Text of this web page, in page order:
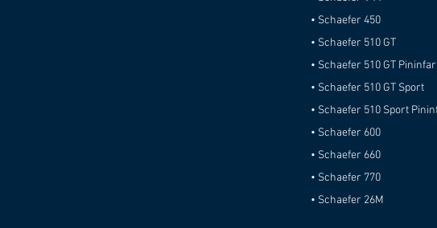
• Schaefer 450
• Schaefer 510 GT
• Schaefer 510 GT
• Schaefer 510 GT Sport
• Schaefer 510 Sport
• Schaefer 600
• Schaefer 660
• Schaefer 770
• Schaefer 26M